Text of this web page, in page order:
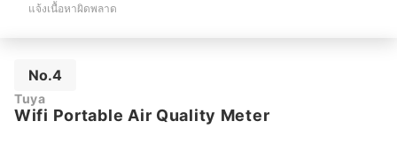
แจ้งเนื้อหาผิดพลาด
No.4
Tuya
Wifi Portable Air Quality Meter